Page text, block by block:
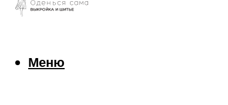
Блуза и рубашка
Джемпер и свитер
Меню